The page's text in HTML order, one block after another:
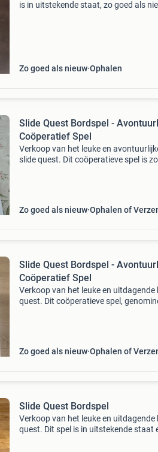
is in uitstekende staat, zo goed als
Zo goed als nieuw Ophalen
Slide Quest Bordspel -
Coöperatief Spel
Verkoop van het leuke en
slide quest. Dit coöperatieve spel is
Zo goed als nieuw Ophalen of
Slide Quest Bordspel -
Coöperatief Spel
Verkoop van het leuke en uitdagende
quest. Dit coöperatieve spel,
Zo goed als nieuw Ophalen of
Slide Quest Bordspel
Verkoop van het leuke en uitdagende
quest. Dit spel is in uitstekende staat